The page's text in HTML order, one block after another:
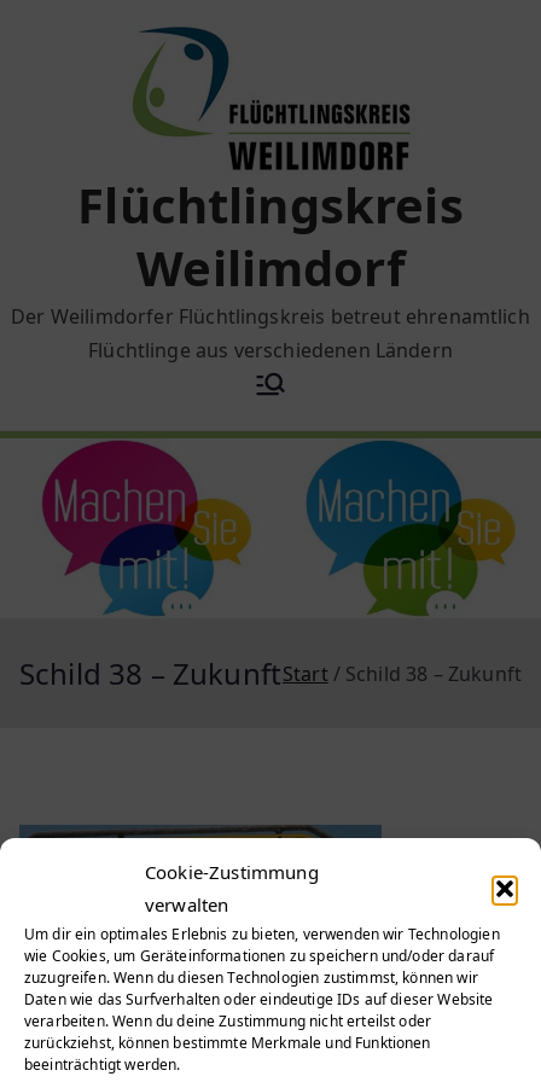
Cookie-Zustimmung
verwalten
Um dir ein optimales Erlebnis zu bieten, verwenden wir Technologien
wie Cookies, um Geräteinformationen zu speichern und/oder darauf
zuzugreifen. Wenn du diesen Technologien zustimmst, können wir
Daten wie das Surfverhalten oder eindeutige IDs auf dieser Website
verarbeiten. Wenn du deine Zustimmung nicht erteilst oder
zurückziehst, können bestimmte Merkmale und Funktionen
beeinträchtigt werden.
Flüchtlingskreis
Weilimdorf
Der Weilimdorfer Flüchtlingskreis betreut ehrenamtlich
Flüchtlinge aus verschiedenen Ländern
Schild 38 – ZukunftStart Schild 38 – Zukunft
Beitragsnavigation
Schild 38 – Zukunft